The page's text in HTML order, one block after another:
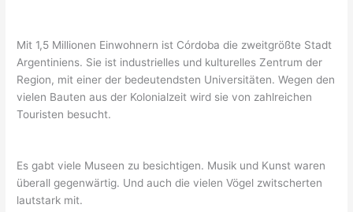
Mit 1,5 Millionen Einwohnern ist Córdoba die zweitgrößte Stadt
Argentiniens. Sie ist industrielles und kulturelles Zentrum der
Region, mit einer der bedeutendsten Universitäten. Wegen den
vielen Bauten aus der Kolonialzeit wird sie von zahlreichen
Touristen besucht.
Es gabt viele Museen zu besichtigen. Musik und Kunst waren
überall gegenwärtig. Und auch die vielen Vögel zwitscherten
lautstark mit.